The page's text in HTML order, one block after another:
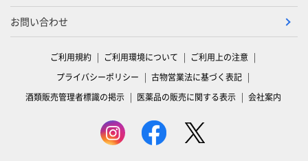
お問い合わせ
ご利用規約 ご利用環境について
ご利用上の注意
プライバシーポリシー
古物営業法に基づく表記
酒類販売管理者標識の掲示
医薬品の販売に関する表示 会社案内